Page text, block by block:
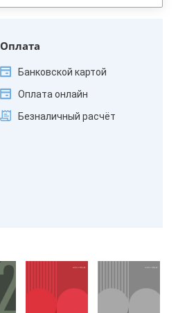
Оплата
Банковской картой
Оплата онлайн
Безналичный расчёт